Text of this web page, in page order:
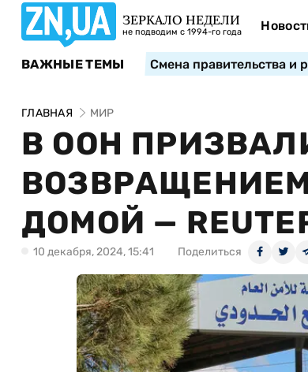
ЗЕРКАЛО НЕДЕЛИ
не подводим с 1994-го года
ВАЖНЫЕ ТЕМЫ Смена правительства и
ГЛАВНАЯ МИР
В ООН
ДОМОЙ —
10 декабря, 2024, 15:41 Поделиться